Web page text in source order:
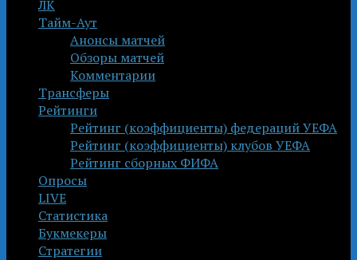
ЛК
Тайм-Аут
Анонсы матчей
Обзоры матчей
Комментарии
Трансферы
Рейтинги
Рейтинг (коэффициенты) федераций УЕФА
Рейтинг (коэффициенты) клубов УЕФА
Рейтинг сборных ФИФА
Опросы
LIVE
Статистика
Букмекеры
Стратегии